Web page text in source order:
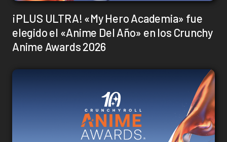
¡PLUS ULTRA! «My Hero Academia» fue
elegido el «Anime Del Año» en los Crunchy
Anime Awards 2026